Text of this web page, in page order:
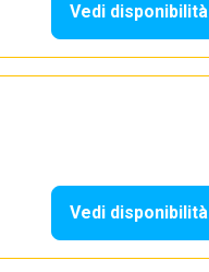
Vedi disponibilità
Vedi disponibilità